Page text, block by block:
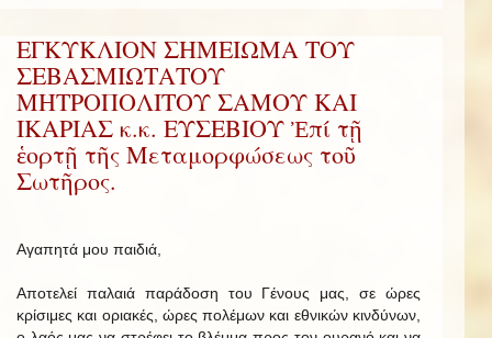
ΕΓΚΥΚΛΙΟΝ ΣΗΜΕΙΩΜΑ ΤΟΥ
ΣΕΒΑΣΜΙΩΤΑΤΟΥ
ΜΗΤΡΟΠΟΛΙΤΟΥ ΣΑΜΟΥ ΚΑΙ
ΙΚΑΡΙΑΣ κ.κ. ΕΥΣΕΒΙΟΥ Ἐπί τῇ
ἑορτῇ τῆς Μεταμορφώσεως τοῦ
Σωτῆρος.
Αγαπητά μου παιδιά,
Αποτελεί παλαιά παράδοση του Γένους μας, σε ώρες
κρίσιμες και οριακές, ώρες πολέμων και εθνικών κινδύνων,